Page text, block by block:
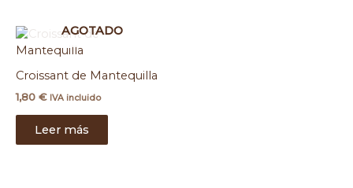
AGOTADO
Croissant de Mantequilla
1,80 € IVA incluido
Leer más